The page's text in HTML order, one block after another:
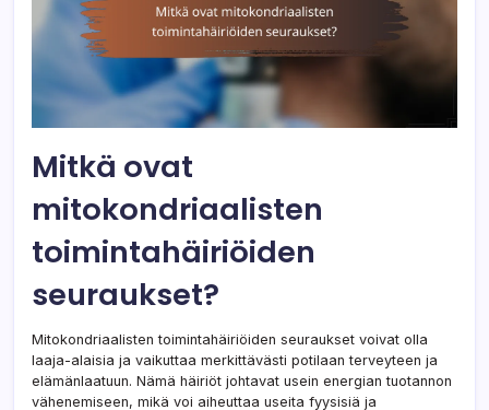
Mitkä ovat
mitokondriaalisten
toimintahäiriöiden
seuraukset?
Mitokondriaalisten toimintahäiriöiden seuraukset voivat olla
laaja-alaisia ja vaikuttaa merkittävästi potilaan terveyteen ja
elämänlaatuun. Nämä häiriöt johtavat usein energian tuotannon
vähenemiseen, mikä voi aiheuttaa useita fyysisiä ja